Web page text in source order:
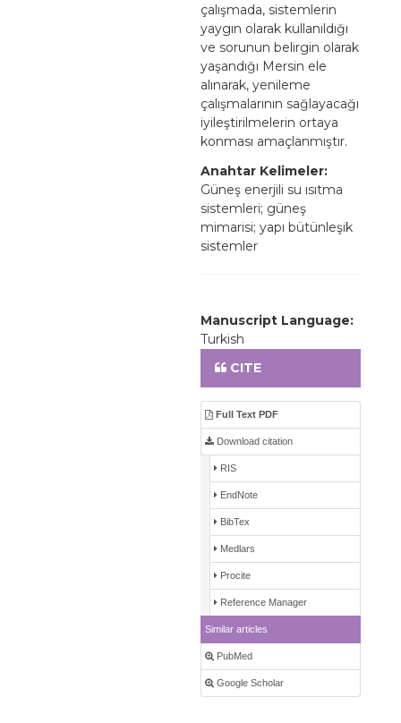
çalışmada, sistemlerin
yaygın olarak kullanıldığı
ve sorunun belirgin olarak
yaşandığı Mersin ele
alınarak, yenileme
çalışmalarının sağlayacağı
iyileştirilmelerin ortaya
konması amaçlanmıştır.
Anahtar Kelimeler:
Güneş enerjili su ısıtma
sistemleri; güneş
mimarisi; yapı bütünleşik
sistemler
Manuscript Language:
Turkish
CITE
Full Text PDF
Download citation
RIS
EndNote
BibTex
Medlars
Procite
Reference Manager
Similar articles
PubMed
Google Scholar